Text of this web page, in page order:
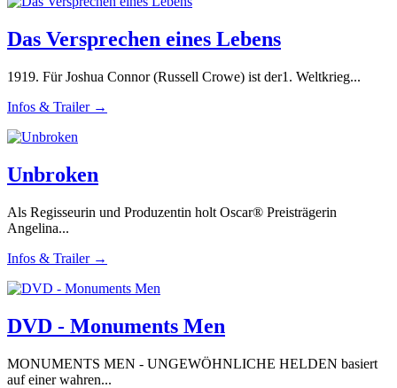
Das Versprechen eines Lebens
1919. Für Joshua Connor (Russell Crowe) ist der1. Weltkrieg...
Infos & Trailer →
Unbroken
Als Regisseurin und Produzentin holt Oscar® Preisträgerin
Angelina...
Infos & Trailer →
DVD - Monuments Men
MONUMENTS MEN - UNGEWÖHNLICHE HELDEN basiert
auf einer wahren...